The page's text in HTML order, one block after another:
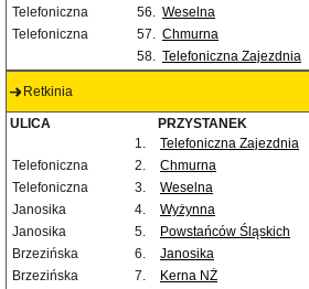
Telefoniczna
56. Weselna
Telefoniczna
57. Chmurna
58. Telefoniczna Zajezdnia
Retkinia
ULICA PRZYSTANEK
1.
Telefoniczna Zajezdnia
Telefoniczna
2. Chmurna
Telefoniczna
3. Weselna
Janosika
4. Wyżynna
Janosika
5. Powstańców Śląskich
Brzezińska
6. Janosika
Brzezińska
7. Kerna NŻ